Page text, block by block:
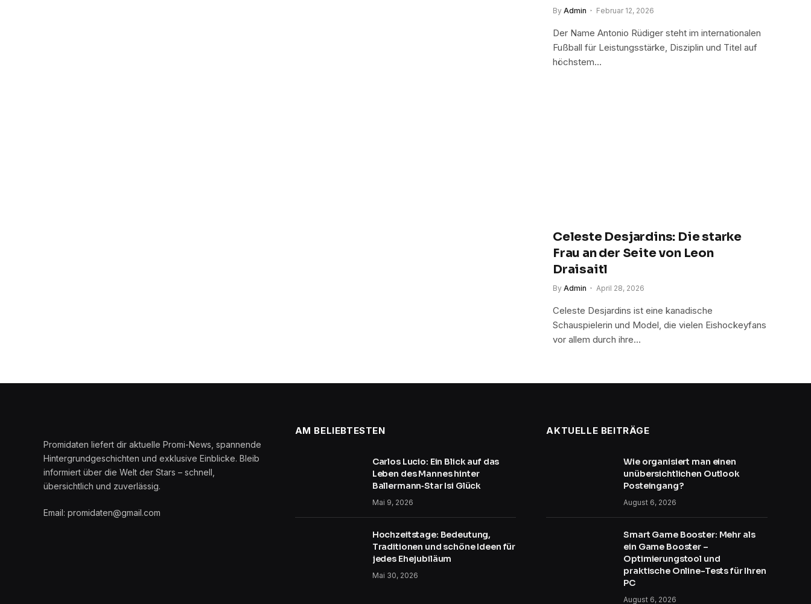
By Admin Februar 12, 2026
Der Name Antonio Rüdiger steht im internationalen
Fußball für Leistungsstärke, Disziplin und Titel auf
höchstem…
Celeste Desjardins: Die starke
Frau an der Seite von Leon
Draisaitl
By Admin April 28, 2026
Celeste Desjardins ist eine kanadische
Schauspielerin und Model, die vielen Eishockeyfans
vor allem durch ihre…
Promidaten liefert dir aktuelle Promi-News, spannende
Hintergrundgeschichten und exklusive Einblicke. Bleib
informiert über die Welt der Stars – schnell,
übersichtlich und zuverlässig.
Email: promidaten@gmail.com
AM BELIEBTESTEN
Carlos Lucio: Ein Blick auf das
Leben des Mannes hinter
Ballermann‑Star Isi Glück
Mai 9, 2026
Hochzeitstage: Bedeutung,
Traditionen und schöne Ideen für
jedes Ehejubiläum
Mai 30, 2026
AKTUELLE BEITRÄGE
Wie organisiert man einen
unübersichtlichen Outlook
Posteingang?
August 6, 2026
Smart Game Booster: Mehr als
ein Game Booster –
Optimierungstool und
praktische Online-Tests für Ihren
PC
August 6, 2026